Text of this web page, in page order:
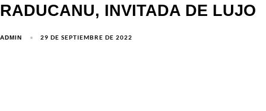
RADUCANU, INVITADA DE LUJO
ADMIN 29 DE SEPTIEMBRE DE 2022